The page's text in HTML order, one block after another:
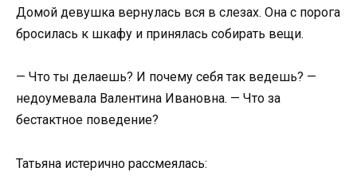
Домой девушка вернулась вся в слезах. Она с порога
бросилась к шкафу и принялась собирать вещи.
— Что ты делаешь? И почему себя так ведешь? —
недоумевала Валентина Ивановна. — Что за
бестактное поведение?
Татьяна истерично рассмеялась: